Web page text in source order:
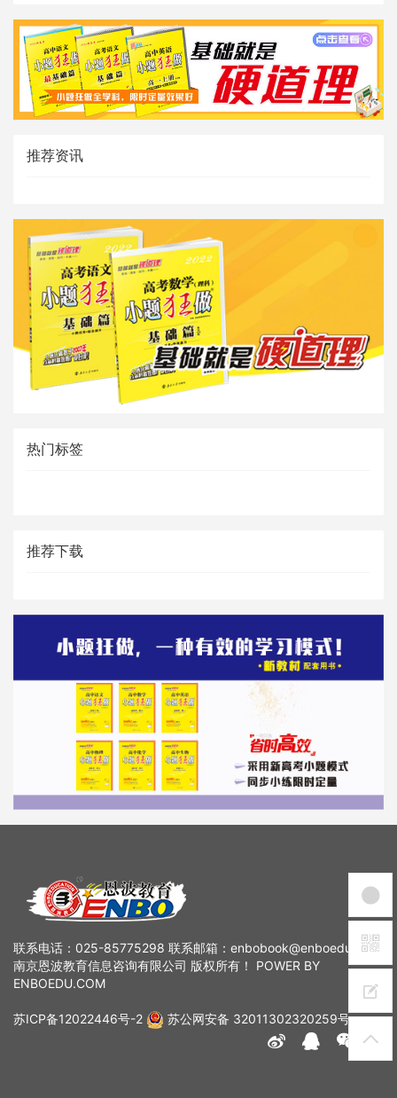
推荐资讯
热门标签
推荐下载
联系电话：025-85775298 联系邮箱：enbobook@enboedu.com
南京恩波教育信息咨询有限公司 版权所有！ POWER BY
ENBOEDU.COM
苏ICP备12022446号-2 苏公网安备 32011302320259号